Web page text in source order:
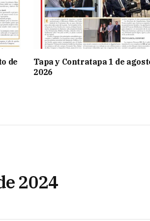
de
Tapa y Contratapa 1 de
2026
2024